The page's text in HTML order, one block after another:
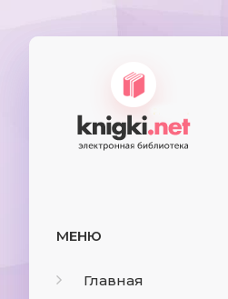
МЕНЮ
Главная